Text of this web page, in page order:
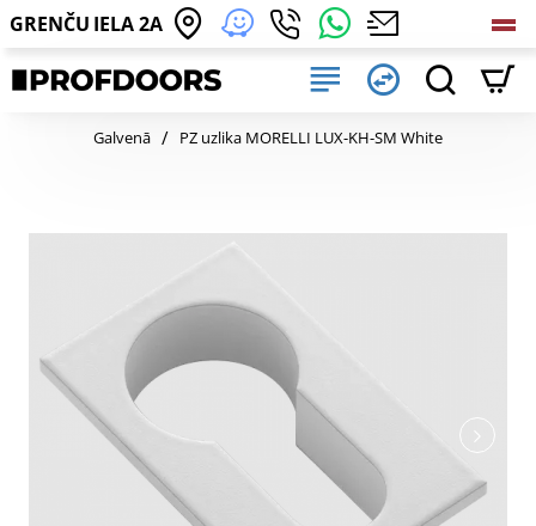
GRENČU IELA 2A
Galvenā homePZ uzlika MORELLI LUX-KH-SM White